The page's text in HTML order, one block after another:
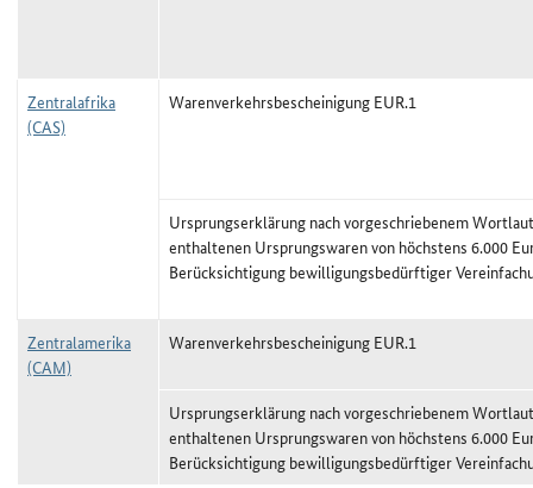
Zentralafrika
(CAS)
Warenverkehrsbescheinigung EUR.1
Ursprungserklärung nach vorgeschriebenem
enthaltenen Ursprungswaren von höchstens 6.000
Berücksichtigung bewilligungsbedürftiger
Zentralamerika
(CAM)
Warenverkehrsbescheinigung EUR.1
Ursprungserklärung nach vorgeschriebenem
enthaltenen Ursprungswaren von höchstens 6.000
Berücksichtigung bewilligungsbedürftiger